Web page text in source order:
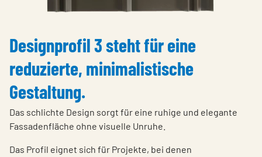
Designprofil 3 steht für eine
reduzierte, minimalistische
Gestaltung.
Das schlichte Design sorgt für eine ruhige und elegante
Fassadenfläche ohne visuelle Unruhe.
Das Profil eignet sich für Projekte, bei denen